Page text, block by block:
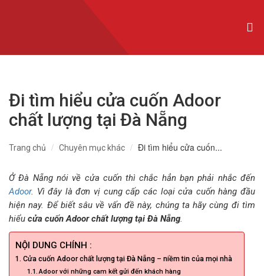
CỬA NHÔM XINGFA NHẬP KHẨU
CỬA NHÔM TRƯỢT QUAY
CỬA NHÔM THỦY LỰC
CỬA CUỐN KHE THOÁNG
CỬA CUỐN ĐỨC
CỬA CUỐN ÚC
CỬA CUỐN ĐÀI LOAN
CỬA CỔNG TỰ ĐỘNG
Đi tìm hiểu cửa cuốn Adoor
chất lượng tại Đà Nẵng
Trang chủ Chuyên mục khác Đi tìm hiểu cửa cuốn...
Ở Đà Nẵng nói về cửa cuốn thì chắc hẳn bạn phải nhắc đến
Adoor. Vì đây là đơn vị cung cấp các loại cửa cuốn hàng đầu
hiện nay. Để biết sâu về vấn đề này, chúng ta hãy cùng đi tìm
hiểu cửa cuốn Adoor chất lượng tại Đà Nẵng.
NỘI DUNG CHÍNH :
Cửa cuốn Adoor chất lượng tại Đà Nẵng – niềm tin của mọi nhà
Adoor với những cam kết gửi đến khách hàng